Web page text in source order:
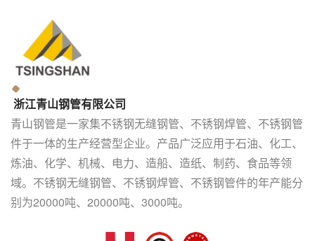
浙江青山钢管有限公司
青山钢管是一家集不锈钢无缝钢管、不锈钢焊管、不锈钢管
件于一体的生产经营型企业。产品广泛应用于石油、化工、
炼油、化学、机械、电力、造船、造纸、制药、食品等领
域。不锈钢无缝钢管、不锈钢焊管、不锈钢管件的年产能分
别为20000吨、20000吨、3000吨。